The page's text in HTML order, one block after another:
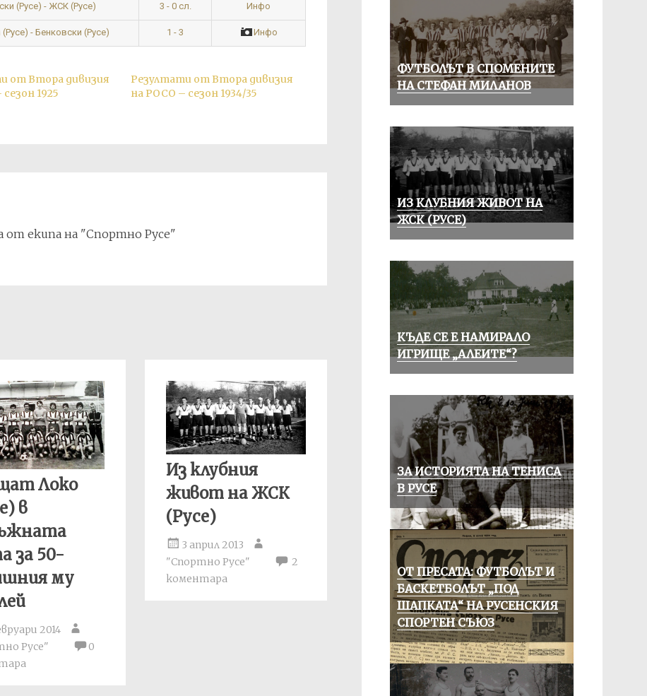
(Русе) - ЖСК (Русе) 3 - 0 сл. Инфо
- Бенковски (Русе) 1 - 3 Инфо
от Втора дивизия
1925
Резултати от Втора дивизия
на РОСО – сезон 1934/35
от екипа на "Спортно Русе"
Локо
в
за 50-
му
2014
Русе"
0
Из клубния
живот на ЖСК
(Русе)
3 април 2013
"Спортно Русе"
2
коментара
ФУТБОЛЪТ В СПОМЕНИТЕ
НА СТЕФАН МИЛАНОВ
ИЗ КЛУБНИЯ ЖИВОТ НА
ЖСК (РУСЕ)
КЪДЕ СЕ Е НАМИРАЛО
ИГРИЩЕ „АЛЕИТЕ“?
ЗА ИСТОРИЯТА НА ТЕНИСА
В РУСЕ
ОТ ПРЕСАТА: ФУТБОЛЪТ И
БАСКЕТБОЛЪТ „ПОД
ШАПКАТА“ НА РУСЕНСКИЯ
СПОРТЕН СЪЮЗ